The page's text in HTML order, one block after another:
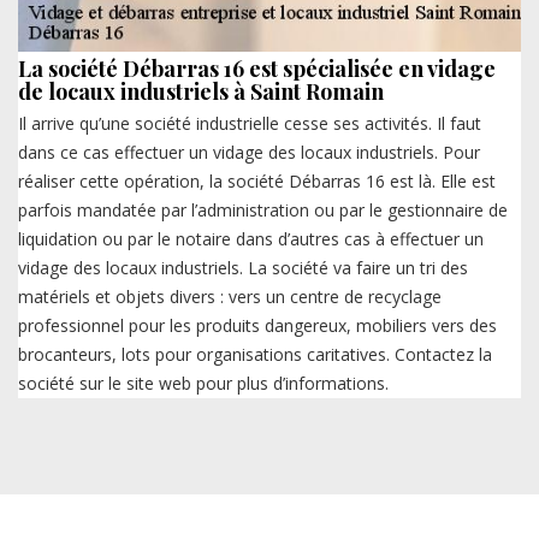
La société Débarras 16 est spécialisée en vidage
de locaux industriels à Saint Romain
Il arrive qu’une société industrielle cesse ses activités. Il faut
dans ce cas effectuer un vidage des locaux industriels. Pour
réaliser cette opération, la société Débarras 16 est là. Elle est
parfois mandatée par l’administration ou par le gestionnaire de
liquidation ou par le notaire dans d’autres cas à effectuer un
vidage des locaux industriels. La société va faire un tri des
matériels et objets divers : vers un centre de recyclage
professionnel pour les produits dangereux, mobiliers vers des
brocanteurs, lots pour organisations caritatives. Contactez la
société sur le site web pour plus d’informations.